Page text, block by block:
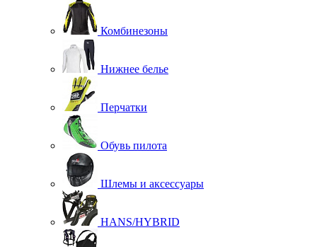
Комбинезоны
Нижнее белье
Перчатки
Обувь пилота
Шлемы и аксессуары
HANS/HYBRID